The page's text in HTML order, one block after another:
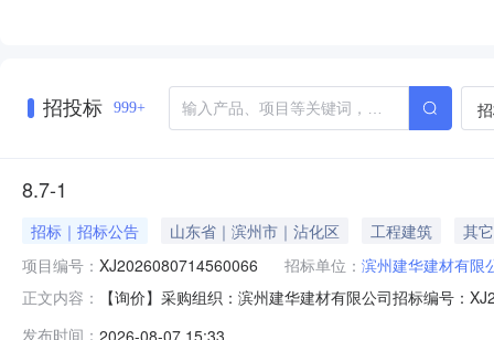
招投标 999+
8.7-1
招标｜招标公告 山东省｜滨州市｜沾化区 工程建筑
其它
项目编号： XJ2026080714560066 招标单位： 滨州建华建材有限
正文内容：
【询价】采购组织：滨州建华建材有限公司招标编号：
发布时间： 2026-08-07 15:33